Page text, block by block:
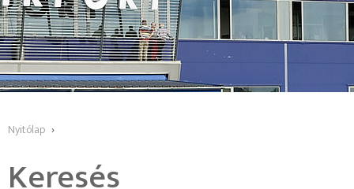
Nyitólap ›
Keresés